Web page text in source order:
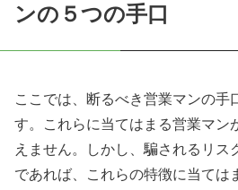
ンの５つの手口
ここでは、断るべき営業マンの手
す。これらに当てはまる営業マン
えません。しかし、騙されるリス
であれば、これらの特徴に当ては